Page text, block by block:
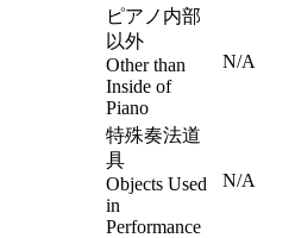
ピアノ内部
以外
Other than
Inside of
Piano
N/A
特殊奏法道
具
Objects Used
in
Performance
N/A